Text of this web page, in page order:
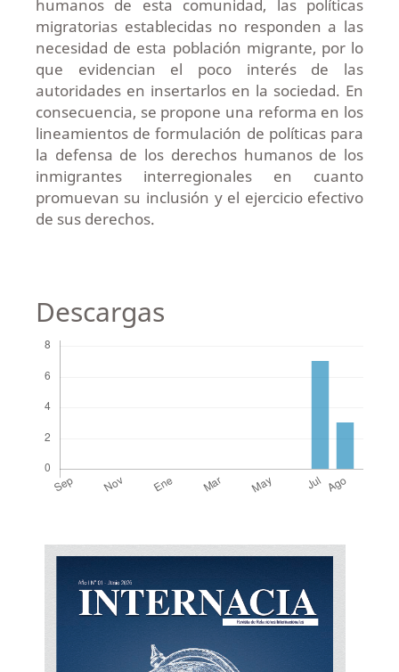
humanos de esta comunidad, las políticas
migratorias establecidas no responden a las
necesidad de esta población migrante, por lo
que evidencian el poco interés de las
autoridades en insertarlos en la sociedad. En
consecuencia, se propone una reforma en los
lineamientos de formulación de políticas para
la defensa de los derechos humanos de los
inmigrantes interregionales en cuanto
promuevan su inclusión y el ejercicio efectivo
de sus derechos.
Descargas